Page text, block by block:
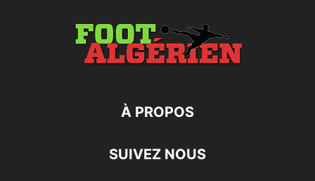
À PROPOS
SUIVEZ NOUS